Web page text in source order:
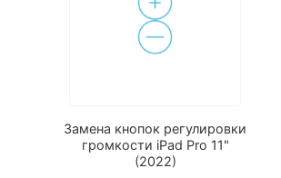
Замена кнопок регулировки
громкости iPad Pro 11"
(2022)